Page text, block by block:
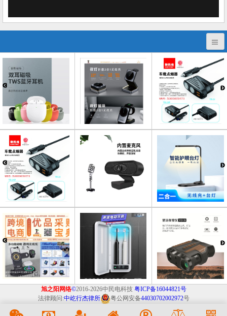
旭之阳网络©2016-2026中民电科技 粤ICP备16044821号
法律顾问:中屹行杰律所 粤公网安备44030702002972号